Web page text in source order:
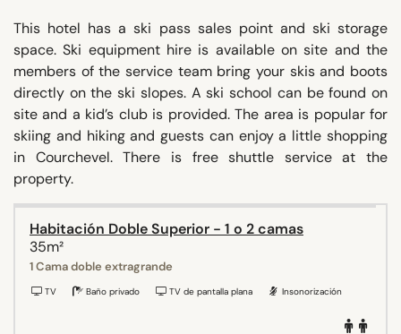
This hotel has a ski pass sales point and ski storage
space. Ski equipment hire is available on site and the
members of the service team bring your skis and boots
directly on the ski slopes. A ski school can be found on
site and a kid’s club is provided. The area is popular for
skiing and hiking and guests can enjoy a little shopping
in Courchevel. There is free shuttle service at the
property.
Habitación Doble Superior - 1 o 2 camas
35m²
1 Cama doble extragrande
TV Baño privado TV de pantalla plana Insonorización